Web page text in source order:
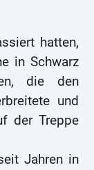
hatten,
in Schwarz
die den
und
der Treppe
Jahren in